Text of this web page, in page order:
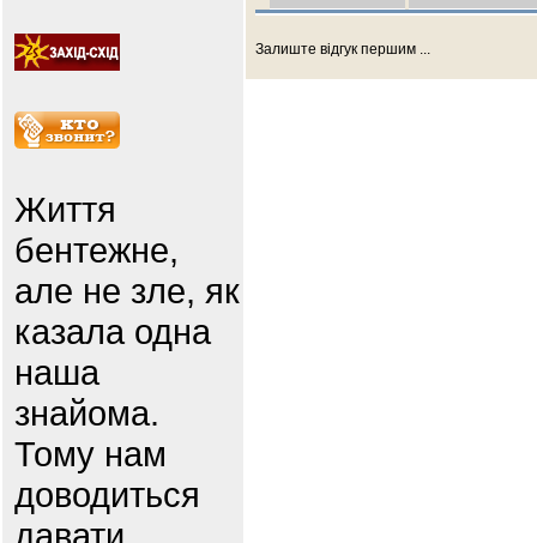
Життя
бентежне,
але не зле, як
казала одна
наша
знайома.
Тому нам
доводиться
Залиште відгук першим ...